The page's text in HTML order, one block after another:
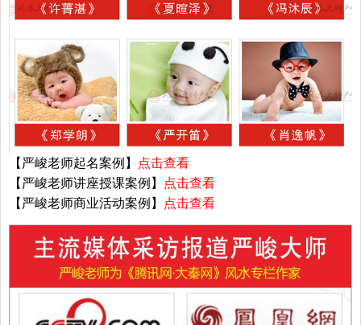
【严峻老师起名案例】
点击查看
【严峻老师讲座授课案例】
点击查看
【严峻老师商业活动案例】
点击查看